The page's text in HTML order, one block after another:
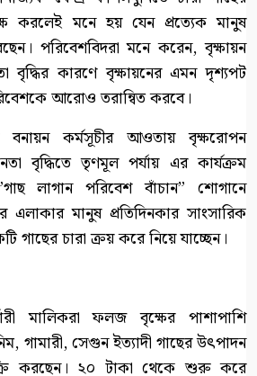
করলেই মনে হয় যেন প্রত্যেক মানুষ
পরিবেশবিদরা মনে করেন, বৃক্ষায়ন
বৃদ্ধির কারণে বৃক্ষায়নের এমন দৃশ্যপট
আরোও তরান্বিত করবে।
বনায়ন কর্মসূচীর আওতায় বৃক্ষরোপন
বৃদ্ধিতে তৃণমূল পর্যায় এর কার্যক্রম
লাগান পরিবেশ বাঁচান” শোগানে
মানুষ প্রতিদিনকার সাংসারিক
গাছের চারা ক্রয় করে নিয়ে যাচ্ছেন।
মালিকরা ফলজ বৃক্ষের পাশাপাশি
গামারী, সেগুন ইত্যাদী গাছের উৎপাদন
করছেন। ২০ টাকা থেকে শুরু করে